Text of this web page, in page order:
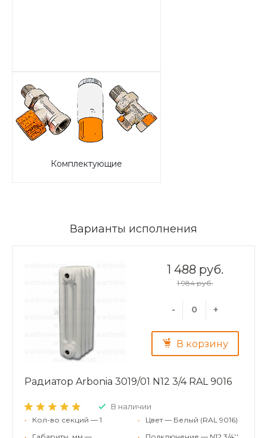
Комплектующие
Варианты исполнения
1 488 руб.
1 984 руб.
- +
В корзину
Радиатор Arbonia 3019/01 N12 3/4 RAL 9016
В наличии
•
Кол-во секций — 1
•
Цвет — Белый (RAL 9016)